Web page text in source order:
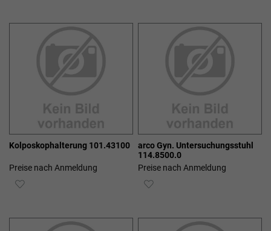
HINZUFÜGEN HINZUFÜGEN
Kolposkophalterung 101.43100
Preise nach Anmeldung
ZUR
HINZUFÜGEN
arco Gyn. Untersuchungsstuhl
114.8500.0
Preise nach Anmeldung
ZUR
HINZUFÜGEN